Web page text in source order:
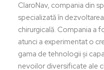
ClaroNav, compania din
specializată în
chirurgicală. Compania a
atunci a experimentat o
gama de tehnologii și
nevoilor diversificate ale